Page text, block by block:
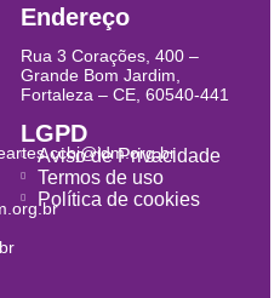
Endereço
Rua 3 Corações, 400 –
Grande Bom Jardim,
Fortaleza – CE, 60540-441
LGPD
Aviso de Privacidade
Termos de uso
Política de cookies